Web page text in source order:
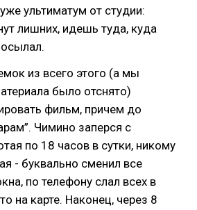
ультиматум от студии:
лишних, идешь туда, куда
из всего этого (а мы
было отснято)
фильм, причем до
Чимино заперся с
по 18 часов в сутки, никому
- буквально сменил все
по телефону слал всех в
на карте. Наконец, через 8